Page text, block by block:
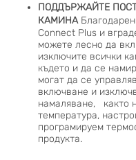
ПОДДЪРЖАЙТЕ
КАМИНА
Connect Plus и
можете лесно да
изключите всички
където и да се
могат да се
включване и
намаляване, както
температура,
програмируем
продукта.